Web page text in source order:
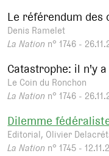
Le référendum
Denis Ramelet
La Nation n° 1746 -
Catastrophe: il n'y
Le Coin du Ronchon
La Nation n° 1746 -
Dilemme
Editorial, Olivier
La Nation n° 1745 -